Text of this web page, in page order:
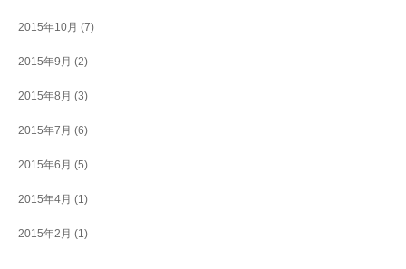
2015年10月 (7)
2015年9月 (2)
2015年8月 (3)
2015年7月 (6)
2015年6月 (5)
2015年4月 (1)
2015年2月 (1)